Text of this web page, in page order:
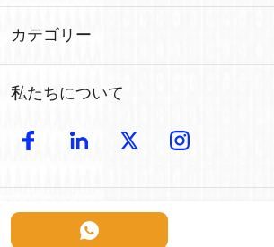
製品
製造
卸売
カテゴリー
カスタマイズされた
私たちについて
導入
Copyright © 2024 Risen Medical: 卸売救急キットメー
能な医療用品プロバイダー 無断複写・転載を禁じます